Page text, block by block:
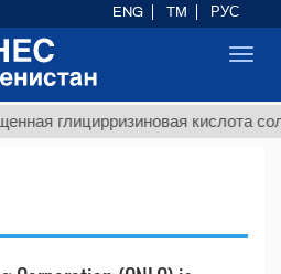
глицирризиновая кислота
ENG TM РУС